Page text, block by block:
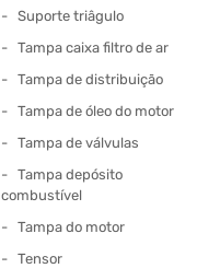
Suporte triâgulo
Tampa caixa filtro de ar
Tampa de distribuição
Tampa de óleo do motor
Tampa de válvulas
Tampa depósito
combustível
Tampa do motor
Tensor